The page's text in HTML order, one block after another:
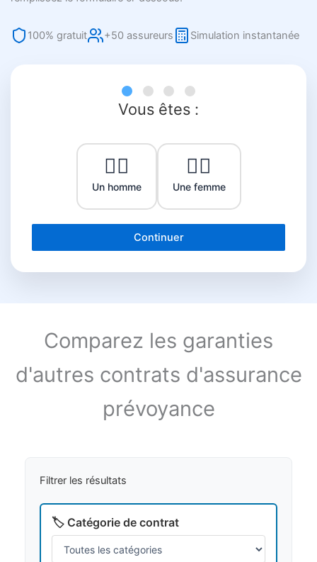
100% gratuit +50 assureurs Simulation instantanée
Vous êtes :
👨‍⚕️
Un homme
👩‍⚕️
Une femme
Continuer
Comparez les garanties
d'autres contrats d'assurance
prévoyance
Filtrer les résultats
🏷️ Catégorie de contrat